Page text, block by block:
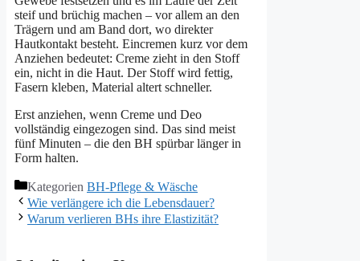
steif und brüchig machen – vor allem an den
Trägern und am Band dort, wo direkter
Hautkontakt besteht. Eincremen kurz vor dem
Anziehen bedeutet: Creme zieht in den Stoff
ein, nicht in die Haut. Der Stoff wird fettig,
Fasern kleben, Material altert schneller.
Erst anziehen, wenn Creme und Deo
vollständig eingezogen sind. Das sind meist
fünf Minuten – die den BH spürbar länger in
Form halten.
Kategorien BH-Pflege & Wäsche
Wie verlängere ich die Lebensdauer?
Warum verlieren BHs ihre Elastizität?